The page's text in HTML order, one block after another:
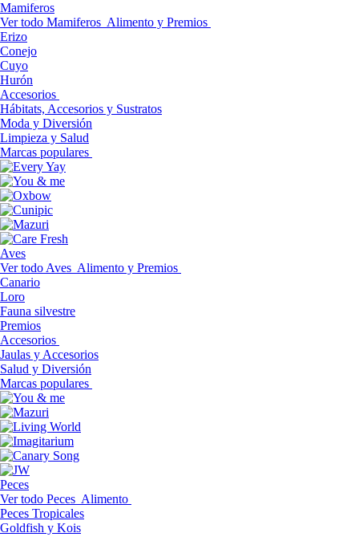
Mamiferos
Ver todo Mamiferos Alimento y Premios
Erizo
Conejo
Cuyo
Hurón
Accesorios
Hábitats, Accesorios y Sustratos
Moda y Diversión
Limpieza y Salud
Marcas populares
Aves
Ver todo Aves Alimento y Premios
Canario
Loro
Fauna silvestre
Premios
Accesorios
Jaulas y Accesorios
Salud y Diversión
Marcas populares
Peces
Ver todo Peces Alimento
Peces Tropicales
Goldfish y Kois